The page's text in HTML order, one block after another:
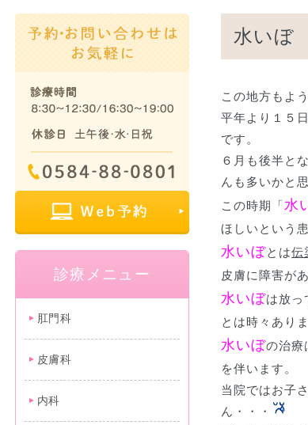
水いぼ
この地方もよ
平年より１５
です。
６月も後半と
んも多いかと
この時期「水
ほしいという
水いぼとは伝
皮膚に障害が
水いぼは放っ
とは時々あり
水いぼの治療
を伴います。
当院ではお子
ん・・・
診療メニュー
肛門科
皮膚科
内科